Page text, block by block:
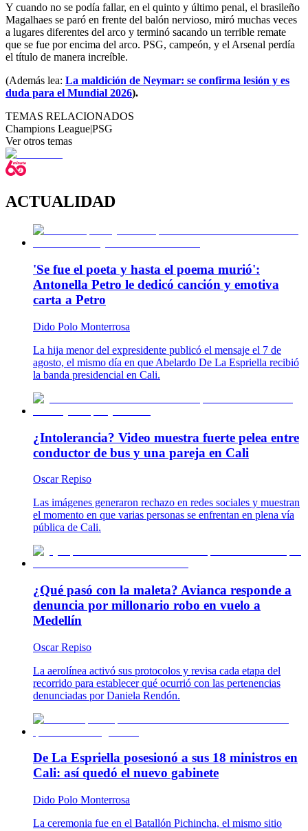
Y cuando no se podía fallar, en el quinto y último penal, el brasileño
Magalhaes se paró en frente del balón nervioso, miró muchas veces
a lugares diferentes del arco y terminó sacando un terrible remate
que se fue por encima del arco. PSG, campeón, y el Arsenal perdía
el título de manera increíble.
(Además lea: La maldición de Neymar: se confirma lesión y es
duda para el Mundial 2026).
TEMAS RELACIONADOS
Champions League|PSG
Ver otros temas
ACTUALIDAD
'Se fue el poeta y hasta el poema murió':
Antonella Petro le dedicó canción y emotiva
carta a Petro
Dido Polo Monterrosa
La hija menor del expresidente publicó el mensaje el 7 de
agosto, el mismo día en que Abelardo De La Espriella recibió
la banda presidencial en Cali.
¿Intolerancia? Video muestra fuerte pelea entre
conductor de bus y una pareja en Cali
Oscar Repiso
Las imágenes generaron rechazo en redes sociales y muestran
el momento en que varias personas se enfrentan en plena vía
pública de Cali.
¿Qué pasó con la maleta? Avianca responde a
denuncia por millonario robo en vuelo a
Medellín
Oscar Repiso
La aerolínea activó sus protocolos y revisa cada etapa del
recorrido para establecer qué ocurrió con las pertenencias
denunciadas por Daniela Rendón.
De La Espriella posesionó a sus 18 ministros en
Cali: así quedó el nuevo gabinete
Dido Polo Monterrosa
La ceremonia fue en el Batallón Pichincha, el mismo sitio